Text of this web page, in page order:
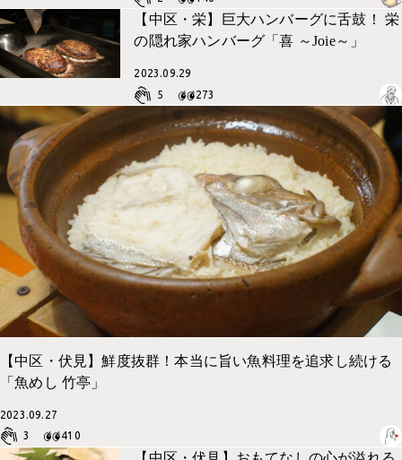
【中区・栄】巨大ハンバーグに舌鼓！ 栄
の隠れ家ハンバーグ「喜 ～Joie～」
2023.09.29
5
273
【中区・伏見】鮮度抜群！本当に旨い魚料理を追求し続ける
「魚めし 竹亭」
2023.09.27
3
410